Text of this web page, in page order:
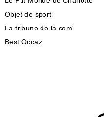
Objet de sport
La tribune de la com'
Best Occaz